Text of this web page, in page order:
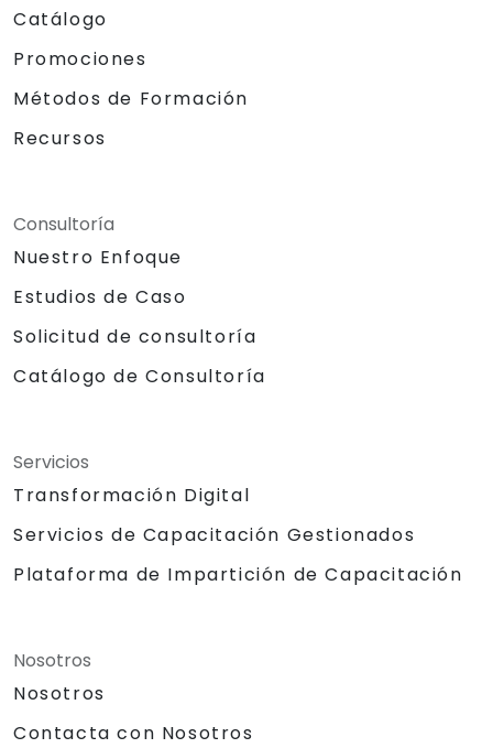
Catálogo
Promociones
Métodos de Formación
Recursos
Consultoría
Nuestro Enfoque
Estudios de Caso
Solicitud de consultoría
Catálogo de Consultoría
Servicios
Transformación Digital
Servicios de Capacitación Gestionados
Plataforma de Impartición de Capacitación
Nosotros
Nosotros
Contacta con Nosotros